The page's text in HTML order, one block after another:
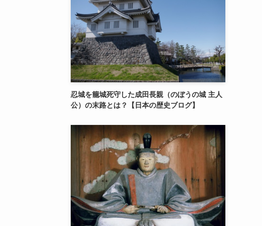
忍城を籠城死守した成田長親（のぼうの城 主人
公）の末路とは？【日本の歴史ブログ】